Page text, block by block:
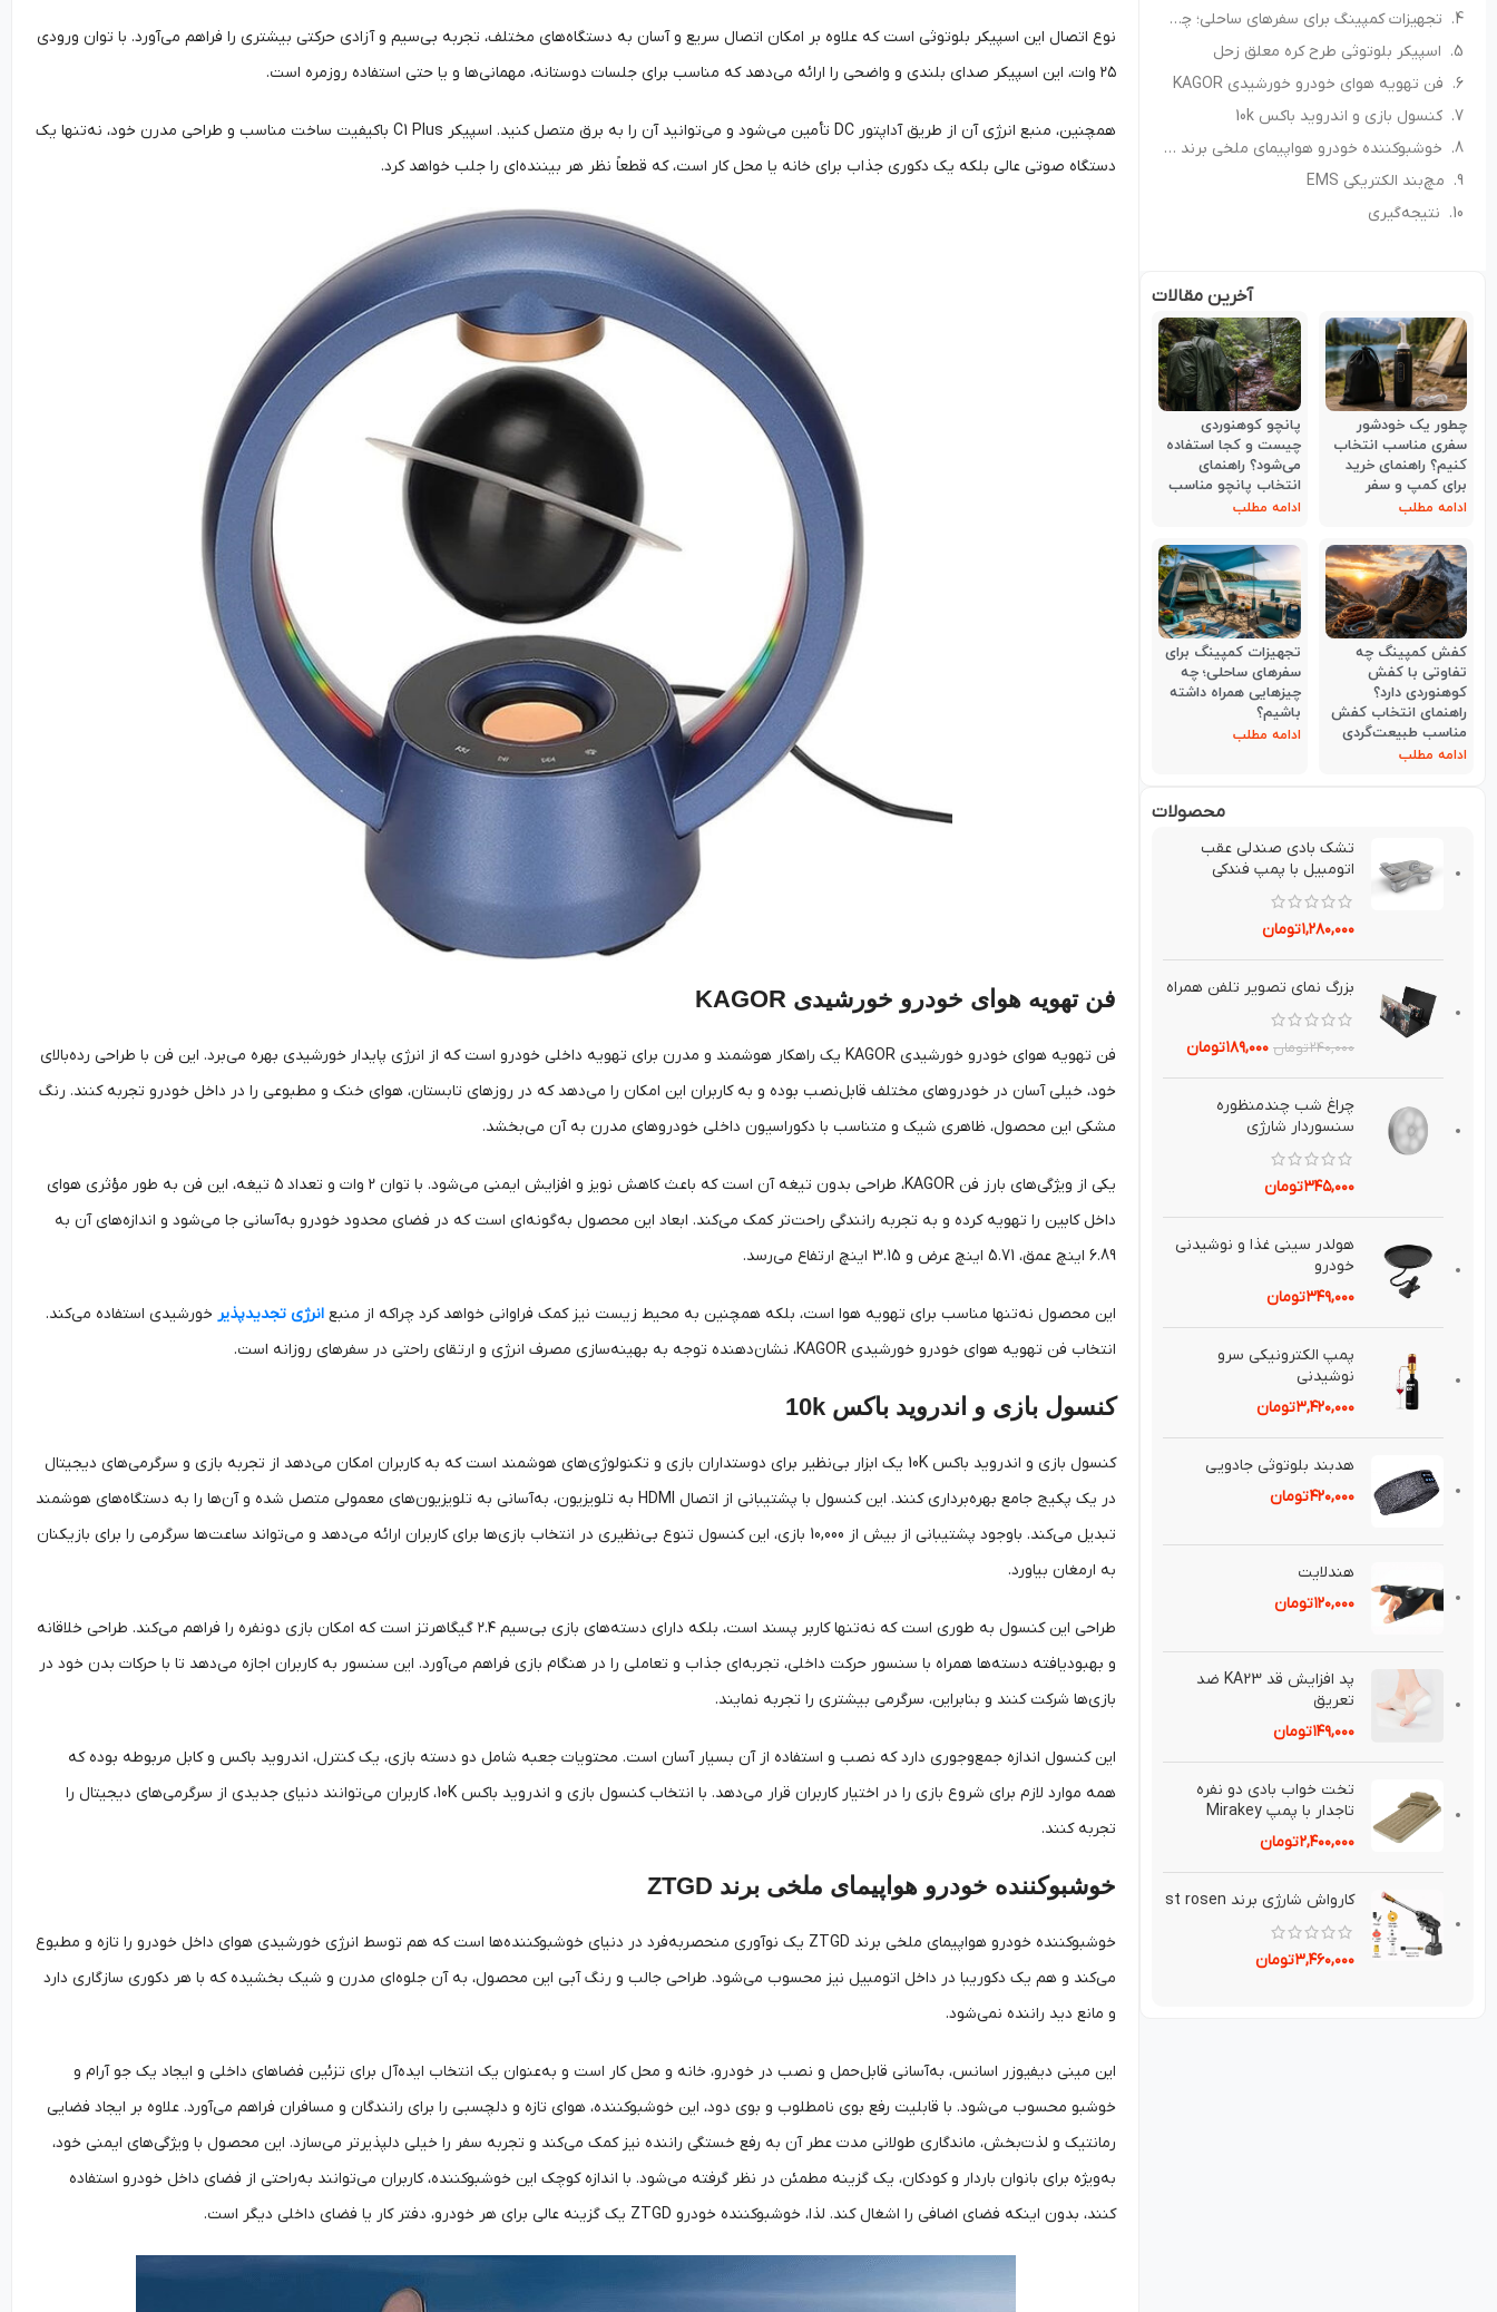
تجهیزات کمپینگ برای سفرهای ساحلی؛ چه چیزهایی همراه داشته باشیم؟
اسپیکر بلوتوثی طرح کره معلق زحل
فن تهویه هوای خودرو خورشیدی KAGOR
کنسول بازی و اندروید باکس 10k
خوشبوکننده خودرو هواپیمای ملخی برند ZTGD
مچ‌بند الکتریکی EMS
نتیجه‌گیری
چطور یک خودشور
سفری مناسب انتخاب
کنیم؟ راهنمای خرید
برای کمپ و سفر
ادامه مطلب
پانچو کوهنوردی
چیست و کجا استفاده
می‌شود؟ راهنمای
انتخاب پانچو مناسب
ادامه مطلب
کفش کمپینگ چه
تفاوتی با کفش
کوهنوردی دارد؟
راهنمای انتخاب کفش
مناسب طبیعت‌گردی
ادامه مطلب
تجهیزات کمپینگ برای
سفرهای ساحلی؛ چه
چیزهایی همراه داشته
باشیم؟
ادامه مطلب
آخرین مقالات
محصولات
تشك بادي صندلي عقب
اتومبيل با پمپ فندکی
۱,۲۸۰,۰۰۰تومان
بزرگ نماي تصوير تلفن همراه
۲۴۰,۰۰۰تومان ۱۸۹,۰۰۰تومان
چراغ شب چندمنظوره
سنسوردار شارژي
۳۴۵,۰۰۰تومان
هولدر سيني غذا و نوشيدني
خودرو
۳۴۹,۰۰۰تومان
پمپ الكترونيكی سرو
نوشيدنی
۳,۴۲۰,۰۰۰تومان
هدبند بلوتوثی جادويی
۴۲۰,۰۰۰تومان
هندلايت
۱۲۰,۰۰۰تومان
پد افزايش قد KA23 ضد
تعريق⁣
۱۴۹,۰۰۰تومان
تخت خواب بادی دو نفره
تاجدار با پمپ Mirakey
۲,۴۰۰,۰۰۰تومان
کارواش شارژی برند st rosen
۳,۴۶۰,۰۰۰تومان
نوع اتصال این اسپیکر بلوتوثی است که علاوه بر امکان اتصال سریع و آسان به دستگاه‌های مختلف، تجربه‌ بی‌سیم و آزادی حرکتی بیشتری را فراهم می‌آورد. با توان ورودی
۲۵ وات، این اسپیکر صدای بلندی و واضحی را ارائه می‌دهد که مناسب برای جلسات دوستانه، مهمانی‌ها و یا حتی استفاده روزمره است.
همچنین، منبع انرژی آن از طریق آداپتور DC تأمین می‌شود و می‌توانید آن را به برق متصل کنید. اسپیکر C1 Plus باکیفیت ساخت مناسب و طراحی مدرن خود، نه‌تنها یک
دستگاه صوتی عالی بلکه یک دکوری جذاب برای خانه یا محل کار است، که قطعاً نظر هر بیننده‌ای را جلب خواهد کرد.
فن تهویه هوای خودرو خورشیدی KAGOR
فن تهویه هوای خودرو خورشیدی KAGOR یک راهکار هوشمند و مدرن برای تهویه داخلی خودرو است که از انرژی پایدار خورشیدی بهره می‌برد. این فن با طراحی رده‌بالای
خود، خیلی آسان در خودروهای مختلف قابل‌نصب بوده و به کاربران این امکان را می‌دهد که در روزهای تابستان، هوای خنک و مطبوعی را در داخل خودرو تجربه کنند. رنگ
مشکی این محصول، ظاهری شیک و متناسب با دکوراسیون داخلی خودروهای مدرن به آن می‌بخشد.
یکی از ویژگی‌های بارز فن KAGOR، طراحی بدون تیغه آن است که باعث کاهش نویز و افزایش ایمنی می‌شود. با توان ۲ وات و تعداد ۵ تیغه، این فن به طور مؤثری هوای
داخل کابین را تهویه کرده و به تجربه رانندگی راحت‌تر کمک می‌کند. ابعاد این محصول به‌گونه‌ای است که در فضای محدود خودرو به‌آسانی جا می‌شود و اندازه‌های آن به
6.89 اینچ عمق، 5.71 اینچ عرض و 3.15 اینچ ارتفاع می‌رسد.
این محصول نه‌تنها مناسب برای تهویه هوا است، بلکه همچنین به محیط زیست نیز کمک فراوانی خواهد کرد چراکه از منبع انرژی تجدیدپذیرخورشیدی استفاده می‌کند.
انتخاب فن تهویه هوای خودرو خورشیدی KAGOR، نشان‌دهنده توجه به بهینه‌سازی مصرف انرژی و ارتقای راحتی در سفرهای روزانه است.
کنسول بازی و اندروید باکس 10k
کنسول بازی و اندروید باکس 10K یک ابزار بی‌نظیر برای دوستداران بازی و تکنولوژی‌های هوشمند است که به کاربران امکان می‌دهد از تجربه بازی و سرگرمی‌های دیجیتال
در یک پکیج جامع بهره‌برداری کنند. این کنسول با پشتیبانی از اتصال HDMI به تلویزیون، به‌آسانی به تلویزیون‌های معمولی متصل شده و آن‌ها را به دستگاه‌های هوشمند
تبدیل می‌کند. باوجود پشتیبانی از بیش از 10,000 بازی، این کنسول تنوع بی‌نظیری در انتخاب بازی‌ها برای کاربران ارائه می‌دهد و می‌تواند ساعت‌ها سرگرمی را برای بازیکنان
به ارمغان بیاورد.
طراحی این کنسول به‌ طوری است که نه‌تنها کاربر پسند است، بلکه دارای دسته‌های بازی بی‌سیم ۲.۴ گیگاهرتز است که امکان بازی دونفره را فراهم می‌کند. طراحی خلاقانه
و بهبودیافته دسته‌ها همراه با سنسور حرکت داخلی، تجربه‌ای جذاب و تعاملی را در هنگام بازی فراهم می‌آورد. این سنسور به کاربران اجازه می‌دهد تا با حرکات بدن خود در
بازی‌ها شرکت کنند و بنابراین، سرگرمی بیشتری را تجربه نمایند.
این کنسول اندازه جمع‌وجوری دارد که نصب و استفاده از آن بسیار آسان است. محتویات جعبه شامل دو دسته بازی، یک کنترل، اندروید باکس و کابل مربوطه بوده که
همه موارد لازم برای شروع بازی را در اختیار کاربران قرار می‌دهد. با انتخاب کنسول بازی و اندروید باکس 10K، کاربران می‌توانند دنیای جدیدی از سرگرمی‌های دیجیتال را
تجربه کنند.
خوشبوکننده خودرو هواپیمای ملخی برند ZTGD
خوشبوکننده خودرو هواپیمای ملخی برند ZTGD یک نوآوری منحصربه‌فرد در دنیای خوشبوکننده‌ها است که هم توسط انرژی خورشیدی هوای داخل خودرو را تازه و مطبوع
می‌کند و هم یک دکوریبا در داخل اتومبیل نیز محسوب می‌شود. طراحی جالب و رنگ آبی این محصول، به آن جلوه‌ای مدرن و شیک بخشیده که با هر دکوری سازگاری دارد
و مانع دید راننده نمی‌شود.
این مینی دیفیوزر اسانس، به‌آسانی قابل‌حمل و نصب در خودرو، خانه و محل کار است و به‌عنوان یک انتخاب ایده‌آل برای تزئین فضاهای داخلی و ایجاد یک جو آرام و
خوشبو محسوب می‌شود. با قابلیت رفع بوی نامطلوب و بوی دود، این خوشبوکننده، هوای تازه و دلچسبی را برای رانندگان و مسافران فراهم می‌آورد. علاوه بر ایجاد فضایی
رمانتیک و لذت‌بخش، ماندگاری طولانی مدت عطر آن به رفع خستگی راننده نیز کمک می‌کند و تجربه سفر را خیلی دلپذیرتر می‌سازد. این محصول با ویژگی‌های ایمنی خود،
به‌ویژه برای بانوان باردار و کودکان، یک گزینه مطمئن در نظر گرفته می‌شود. با اندازه کوچک این خوشبوکننده، کاربران می‌توانند به‌راحتی از فضای داخل خودرو استفاده
کنند، بدون اینکه فضای اضافی را اشغال کند. لذا، خوشبوکننده خودرو ZTGD یک گزینه عالی برای هر خودرو، دفتر کار یا فضای داخلی دیگر است.